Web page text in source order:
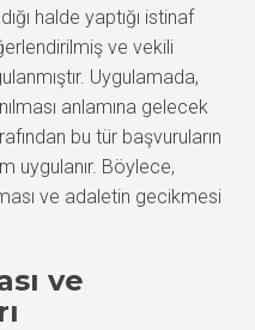
halde yaptığı istinaf
ve vekili
Uygulamada,
anlamına gelecek
bu tür başvuruların
uygulanır. Böylece,
ve adaletin gecikmesi
ve